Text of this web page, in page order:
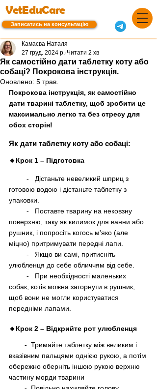
VetEduCare
Записатись на консультацію
Як самостійно дати таблетку коту або
собаці? Покрокова інструкція.
Камаєва Наталя
27 груд. 2024 р. Читати 2 хв
Оновлено: 5 трав.
Покрокова інструкція, як самостійно
дати тварині таблетку, щоб зробити це
максимально легко та без стресу для
обох сторін!
Як дати таблетку коту або собаці:
🔹Крок 1 – Підготовка
готовою водою і дістаньте таблетку з
упаковки.
поверхню, таку як килимок для ванни або
рушник, і попросіть когось м'яко (але
міцно) притримувати передні лапи.
улюбленця до себе обличчям від себе.
собак, котів можна загорнути в рушник,
щоб вони не могли користуватися
передніми лапами.
🔸Крок 2 – Відкрийте рот улюбленця
вказівним пальцями однією рукою, а потім
обережно оберніть іншою рукою верхню
частину морди тварини